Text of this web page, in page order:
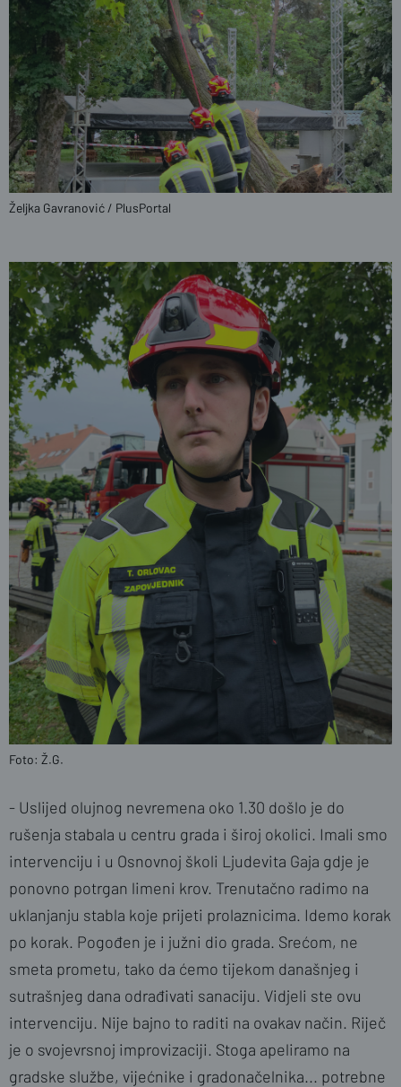
Željka Gavranović / PlusPortal
Foto: Ž.G.
- Uslijed olujnog nevremena oko 1.30 došlo je do
rušenja stabala u centru grada i široj okolici. Imali smo
intervenciju i u Osnovnoj školi Ljudevita Gaja gdje je
ponovno potrgan limeni krov. Trenutačno radimo na
uklanjanju stabla koje prijeti prolaznicima. Idemo korak
po korak. Pogođen je i južni dio grada. Srećom, ne
smeta prometu, tako da ćemo tijekom današnjeg i
sutrašnjeg dana odrađivati sanaciju. Vidjeli ste ovu
intervenciju. Nije bajno to raditi na ovakav način. Riječ
je o svojevrsnoj improvizaciji. Stoga apeliramo na
gradske službe, vijećnike i gradonačelnika... potrebne